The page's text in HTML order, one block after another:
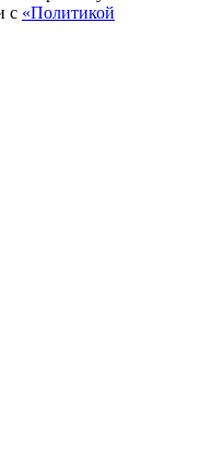
с «Политикой